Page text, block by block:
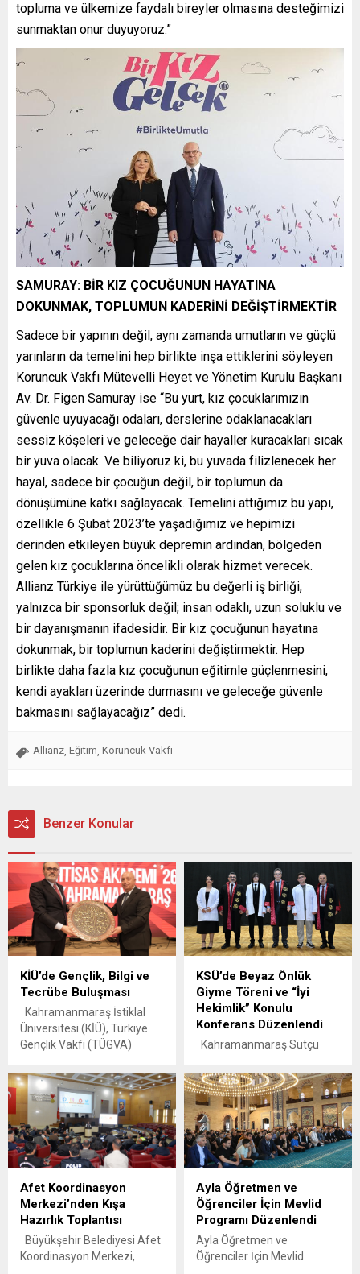
topluma ve ülkemize faydalı bireyler olmasına desteğimizi
sunmaktan onur duyuyoruz.”
SAMURAY: BİR KIZ ÇOCUĞUNUN HAYATINA
DOKUNMAK, TOPLUMUN KADERİNİ DEĞİŞTİRMEKTİR
Sadece bir yapının değil, aynı zamanda umutların ve güçlü
yarınların da temelini hep birlikte inşa ettiklerini söyleyen
Koruncuk Vakfı Mütevelli Heyet ve Yönetim Kurulu Başkanı
Av. Dr. Figen Samuray ise “Bu yurt, kız çocuklarımızın
güvenle uyuyacağı odaları, derslerine odaklanacakları
sessiz köşeleri ve geleceğe dair hayaller kuracakları sıcak
bir yuva olacak. Ve biliyoruz ki, bu yuvada filizlenecek her
hayal, sadece bir çocuğun değil, bir toplumun da
dönüşümüne katkı sağlayacak. Temelini attığımız bu yapı,
özellikle 6 Şubat 2023’te yaşadığımız ve hepimizi
derinden etkileyen büyük depremin ardından, bölgeden
gelen kız çocuklarına öncelikli olarak hizmet verecek.
Allianz Türkiye ile yürüttüğümüz bu değerli iş birliği,
yalnızca bir sponsorluk değil; insan odaklı, uzun soluklu ve
bir dayanışmanın ifadesidir. Bir kız çocuğunun hayatına
dokunmak, bir toplumun kaderini değiştirmektir. Hep
birlikte daha fazla kız çocuğunun eğitimle güçlenmesini,
kendi ayakları üzerinde durmasını ve geleceğe güvenle
bakmasını sağlayacağız” dedi.
Allianz Eğitim Koruncuk Vakfı
Benzer Konular
KİÜ’de Gençlik, Bilgi ve
Tecrübe Buluşması
Kahramanmaraş İstiklal
Üniversitesi (KİÜ), Türkiye
Gençlik Vakfı (TÜGVA)
“İhtisas Akademi ’26”
programı kapsamında 64.
Dönem Kültür ve Turizm
Bakanı Mahir Ünal ve TÜGVA
Genel Başkanı İbrahim
Beşinci’yi konuk etti. KİÜ
Derslik Konferans
Salonu’nda gerçekleştirilen
programda; bilgi
toplumunun dinamikleri,
dijital çağın getirdiği etik
KSÜ’de Beyaz Önlük
Giyme Töreni ve “İyi
Hekimlik” Konulu
Konferans Düzenlendi
Kahramanmaraş Sütçü
2024-2025 eğitim-öğretim
döneminde Tıp Fakültesine
yeni kayıt olan öğrenciler için
geleneksel “Beyaz Önlük
Giyme Töreni”
gerçekleştirildi. Yunus Emre
Sezai Karakoç Konferans
Salonu’nda düzenlenen
törene Kahramanmaraş
Milletvekili Dr. İrfan
Karatutlu, Kahramanmaraş
Afet Koordinasyon
Merkezi’nden Kışa
Hazırlık Toplantısı
Büyükşehir Belediyesi Afet
Koordinasyon Merkezi,
Ayla Öğretmen ve
Öğrenciler İçin Mevlid
Programı Düzenlendi
Ayla Öğretmen ve
Öğrenciler İçin Mevlid